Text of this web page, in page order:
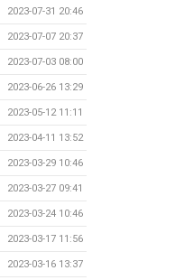
2023-07-31 20:46
2023-07-07 20:37
2023-07-03 08:00
2023-06-26 13:29
2023-05-12 11:11
2023-04-11 13:52
2023-03-29 10:46
2023-03-27 09:41
2023-03-24 10:46
2023-03-17 11:56
2023-03-16 13:37